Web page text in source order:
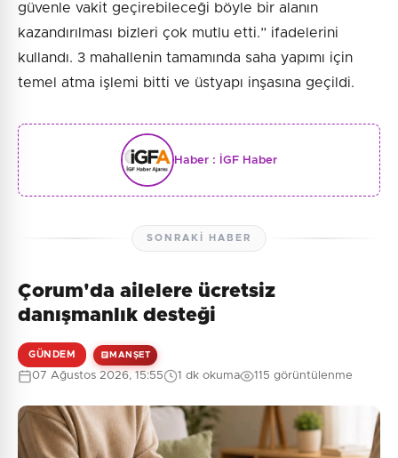
güvenle vakit geçirebileceği böyle bir alanın
kazandırılması bizleri çok mutlu etti.” ifadelerini
kullandı. 3 mahallenin tamamında saha yapımı için
temel atma işlemi bitti ve üstyapı inşasına geçildi.
Haber : İGF Haber
SONRAKI HABER
Çorum'da ailelere ücretsiz
danışmanlık desteği
GÜNDEM MANŞET
07 Ağustos 2026, 15:55 1 dk okuma 115 görüntülenme